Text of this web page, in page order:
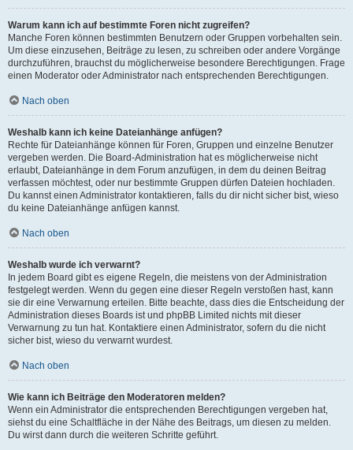
Warum kann ich auf bestimmte Foren nicht zugreifen?
Manche Foren können bestimmten Benutzern oder Gruppen vorbehalten sein.
Um diese einzusehen, Beiträge zu lesen, zu schreiben oder andere Vorgänge
durchzuführen, brauchst du möglicherweise besondere Berechtigungen. Frage
einen Moderator oder Administrator nach entsprechenden Berechtigungen.
Nach oben
Weshalb kann ich keine Dateianhänge anfügen?
Rechte für Dateianhänge können für Foren, Gruppen und einzelne Benutzer
vergeben werden. Die Board-Administration hat es möglicherweise nicht
erlaubt, Dateianhänge in dem Forum anzufügen, in dem du deinen Beitrag
verfassen möchtest, oder nur bestimmte Gruppen dürfen Dateien hochladen.
Du kannst einen Administrator kontaktieren, falls du dir nicht sicher bist, wieso
du keine Dateianhänge anfügen kannst.
Nach oben
Weshalb wurde ich verwarnt?
In jedem Board gibt es eigene Regeln, die meistens von der Administration
festgelegt werden. Wenn du gegen eine dieser Regeln verstoßen hast, kann
sie dir eine Verwarnung erteilen. Bitte beachte, dass dies die Entscheidung der
Administration dieses Boards ist und phpBB Limited nichts mit dieser
Verwarnung zu tun hat. Kontaktiere einen Administrator, sofern du die nicht
sicher bist, wieso du verwarnt wurdest.
Nach oben
Wie kann ich Beiträge den Moderatoren melden?
Wenn ein Administrator die entsprechenden Berechtigungen vergeben hat,
siehst du eine Schaltfläche in der Nähe des Beitrags, um diesen zu melden.
Du wirst dann durch die weiteren Schritte geführt.